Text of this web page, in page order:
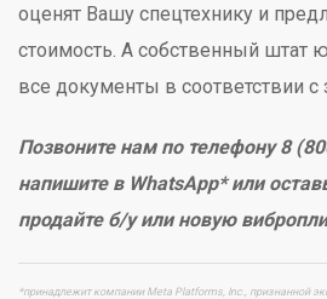
оценят Вашу спецтехнику и
стоимость. А собственный штат
все документы в соответствии с
Позвоните нам по телефону 8
напишите в WhatsApp* или
продайте б/у или новую
*принадлежит компании Meta Platforms, Inc., признанной